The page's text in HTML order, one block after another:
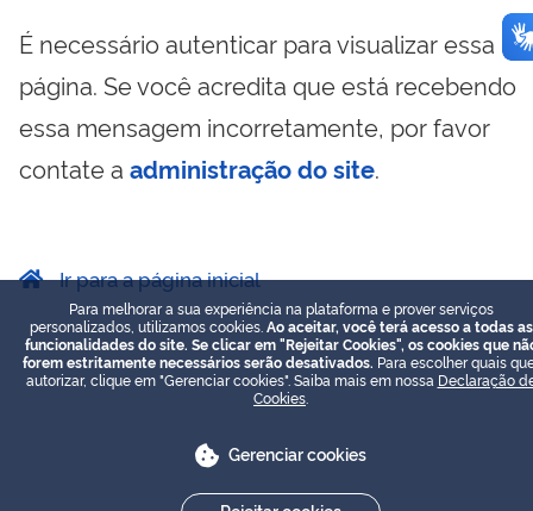
É necessário autenticar para visualizar essa
página. Se você acredita que está recebendo
essa mensagem incorretamente, por favor
contate a administração do site.
Ir para a página inicial
Para melhorar a sua experiência na plataforma e prover serviços
personalizados, utilizamos cookies. Ao aceitar, você terá acesso a todas as
funcionalidades do site. Se clicar em "Rejeitar Cookies", os cookies que
forem estritamente necessários serão desativados. Para escolher quais
autorizar, clique em "Gerenciar cookies". Saiba mais em nossa Declaração
Cookies
Gerenciar cookies